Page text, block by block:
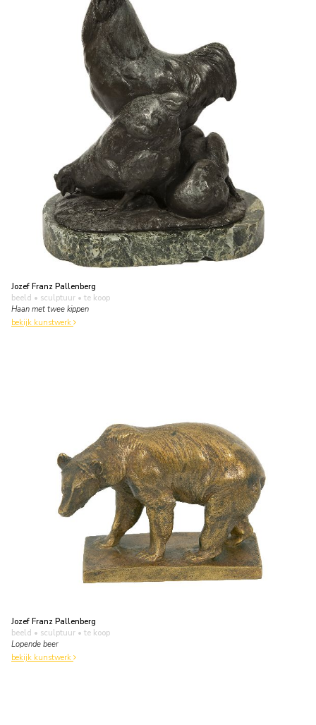
Jozef Franz Pallenberg
beeld • sculptuur • te koop
Haan met twee kippen
bekijk kunstwerk
Jozef Franz Pallenberg
beeld • sculptuur • te koop
Lopende beer
bekijk kunstwerk